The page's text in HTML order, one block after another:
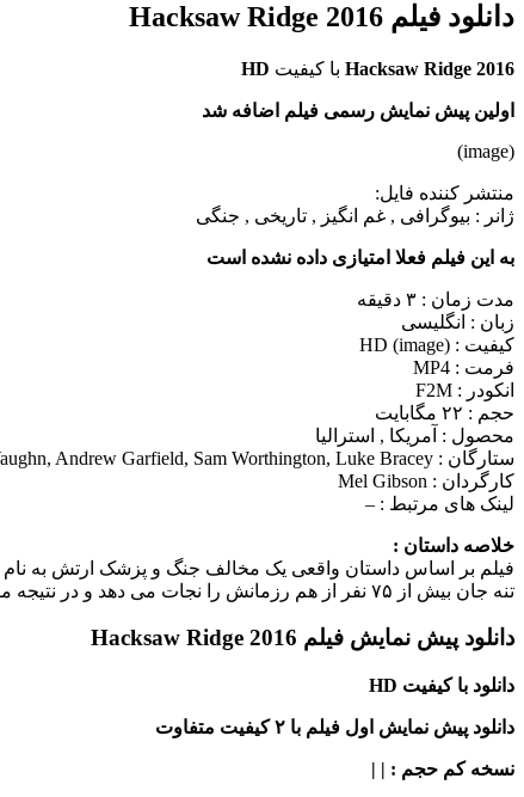
دانلود فیلم Hacksaw Ridge 2016
Hacksaw Ridge 2016 با کیفیت HD
اولین پیش نمایش رسمی فیلم اضافه شد
(image)
منتشر کننده فایل:
ژانر : بیوگرافی , غم انگیز , تاریخی , جنگی
به این فیلم فعلا امتیازی داده نشده است
مدت زمان : ۳ دقیقه
زبان : انگلیسی
کیفیت : HD (image)
فرمت : MP4
انکودر : F2M
حجم : ۲۲ مگابایت
محصول : آمریکا , استرالیا
ستارگان : Andrew Garfield, Sam Worthington, Luke Bracey
کارگردان : Mel Gibson
لینک های مرتبط : –
خلاصه داستان :
فیلم بر اساس داستان واقعی یک مخالف جنگ و پزشک ارتش به
تنه جان بیش از ۷۵ نفر از هم رزمانش را نجات می دهد و در نتیجه موفق به دریافت مدال افتخار می شود و…
دانلود پیش نمایش فیلم Hacksaw Ridge 2016
دانلود با کیفیت HD
دانلود پیش نمایش اول فیلم با ۲ کیفیت متفاوت
نسخه کم حجم : | |